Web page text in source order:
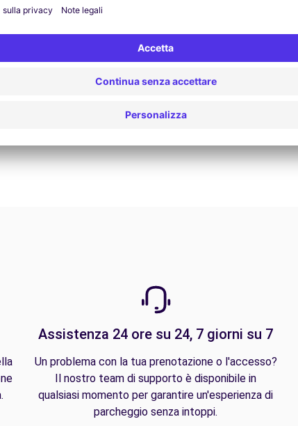
Assistenza 24 ore su 24, 7 giorni su 7
Un problema con la tua prenotazione o l'accesso?
Il nostro team di supporto è disponibile in
qualsiasi momento per garantire un'esperienza di
parcheggio senza intoppi.